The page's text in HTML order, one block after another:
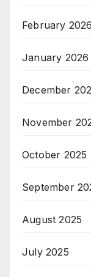
February 2026
January 2026
December
November
October 2025
September
August 2025
July 2025